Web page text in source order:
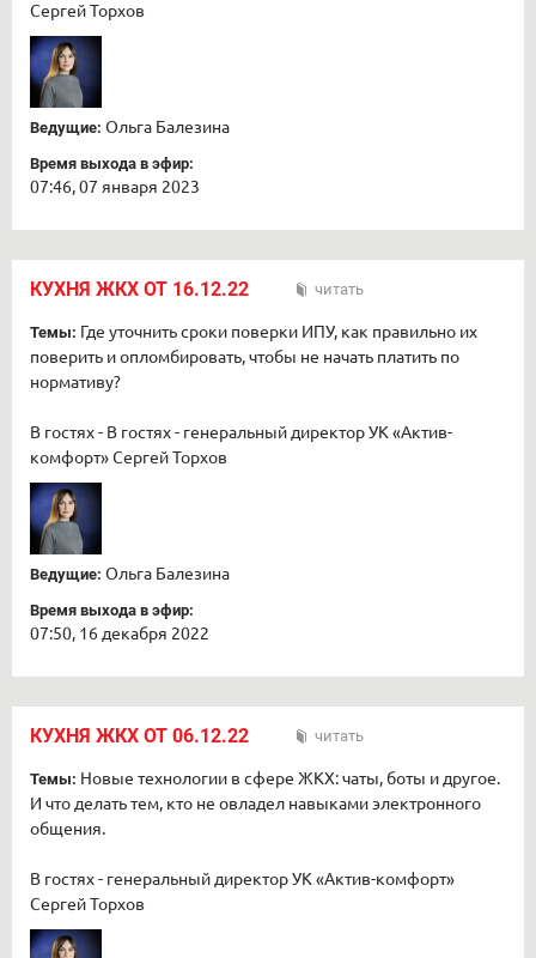
Сергей Торхов
Ведущие: Ольга Балезина
Время выхода в эфир:
07:46, 07 января 2023
КУХНЯ ЖКХ ОТ 16.12.22 читать
Темы: Где уточнить сроки поверки ИПУ, как правильно их
поверить и опломбировать, чтобы не начать платить по
нормативу?
В гостях - В гостях - генеральный директор УК «Актив-
комфорт» Сергей Торхов
Ведущие: Ольга Балезина
Время выхода в эфир:
07:50, 16 декабря 2022
КУХНЯ ЖКХ ОТ 06.12.22 читать
Темы: Новые технологии в сфере ЖКХ: чаты, боты и другое.
И что делать тем, кто не овладел навыками электронного
общения.
В гостях - генеральный директор УК «Актив-комфорт»
Сергей Торхов